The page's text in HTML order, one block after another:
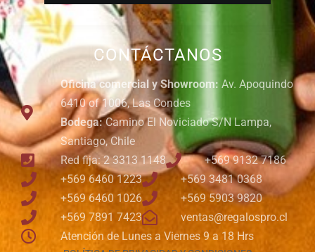
CONTÁCTANOS
Oficina comercial y Showroom: Av. Apoquindo
6410 of 1006, Las Condes
Bodega:Camino El Noviciado S/N Lampa,
Santiago, Chile
Red fija: 2 3313 1148
+569 9132 7186
+569 6460 1223
+569 3481 0368
+569 6460 1026
+569 5903 9820
+569 7891 7423
ventas@regalospro.cl
Atención de Lunes a Viernes 9 a 18 Hrs